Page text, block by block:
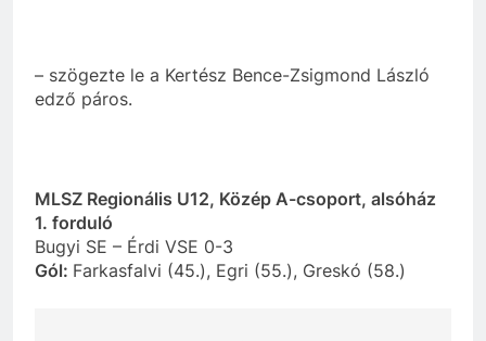
– szögezte le a Kertész Bence-Zsigmond László
edző páros.
MLSZ Regionális U12, Közép A-csoport, alsóház
1. forduló
Bugyi SE – Érdi VSE 0-3
Gól: Farkasfalvi (45.), Egri (55.), Greskó (58.)